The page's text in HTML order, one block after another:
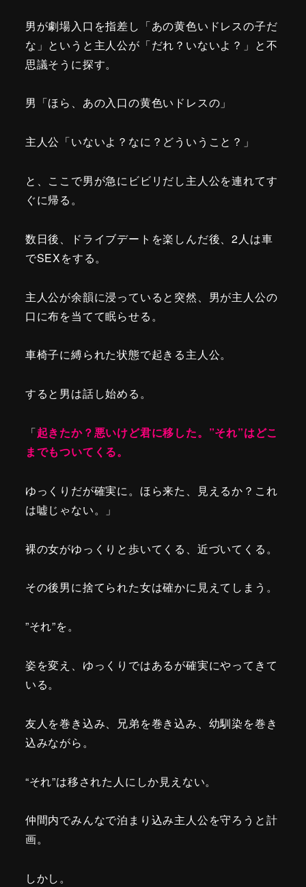
男が劇場入口を指差し「あの黄色いドレスの子だ
な」というと主人公が「だれ？いないよ？」と不
思議そうに探す。
男「ほら、あの入口の黄色いドレスの」
主人公「いないよ？なに？どういうこと？」
と、ここで男が急にビビリだし主人公を連れてす
ぐに帰る。
数日後、ドライブデートを楽しんだ後、2人は車
でSEXをする。
主人公が余韻に浸っていると突然、男が主人公の
口に布を当てて眠らせる。
車椅子に縛られた状態で起きる主人公。
すると男は話し始める。
「起きたか？悪いけど君に移した。”それ”はどこ
までもついてくる。
ゆっくりだが確実に。ほら来た、見えるか？これ
は嘘じゃない。」
裸の女がゆっくりと歩いてくる、近づいてくる。
その後男に捨てられた女は確かに見えてしまう。
”それ”を。
姿を変え、ゆっくりではあるが確実にやってきて
いる。
友人を巻き込み、兄弟を巻き込み、幼馴染を巻き
込みながら。
“それ”は移された人にしか見えない。
仲間内でみんなで泊まり込み主人公を守ろうと計
画。
しかし。